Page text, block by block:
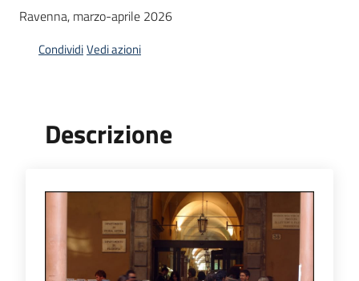
Interventi
territorio
Partecipazione
Ravenna, marzo-aprile 2026
CondividiVedi azioni
Descrizione